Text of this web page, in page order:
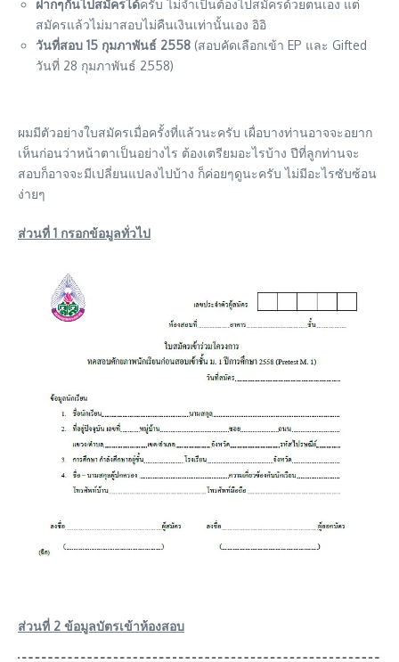
ฝากๆกันไปสมัครได้ครับ ไม่จำเป็นต้องไปสมัครด้วยตนเอง แต่
สมัครแล้วไม่มาสอบไม่คืนเงินเท่านั้นเอง อิอิ
วันที่สอบ 15 กุมภาพันธ์ 2558 (สอบคัดเลือกเข้า EP และ Gifted
วันที่ 28 กุมภาพันธ์ 2558)
ผมมีตัวอย่างใบสมัครเมื่อครั้งที่แล้วนะครับ เผื่อบางท่านอาจจะอยาก
เห็นก่อนว่าหน้าตาเป็นอย่างไร ต้องเตรียมอะไรบ้าง ปีที่ลูกท่านจะ
สอบก็อาจจะมีเปลี่ยนแปลงไปบ้าง ก็ค่อยๆดูนะครับ ไม่มีอะไรซับซ้อน
ง่ายๆ
ส่วนที่ 1 กรอกข้อมูลทั่วไป
ส่วนที่ 2 ข้อมูลบัตรเข้าห้องสอบ